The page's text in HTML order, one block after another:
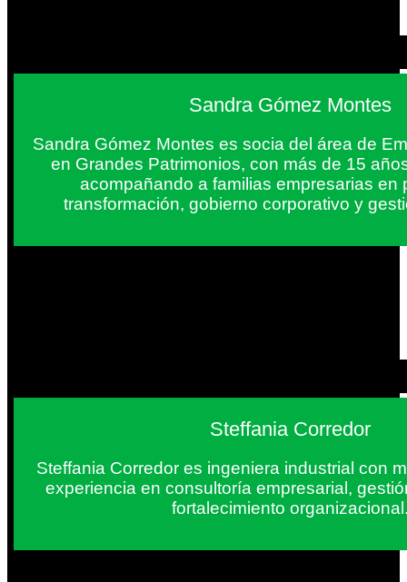
Sandra Gómez Montes
Sandra Gómez Montes es socia del área de
en Grandes Patrimonios, con más de 15
acompañando a familias empresarias en
transformación, gobierno corporativo y
Steffania Corredor
Steffania Corredor es ingeniera industrial con
experiencia en consultoría empresarial,
fortalecimiento